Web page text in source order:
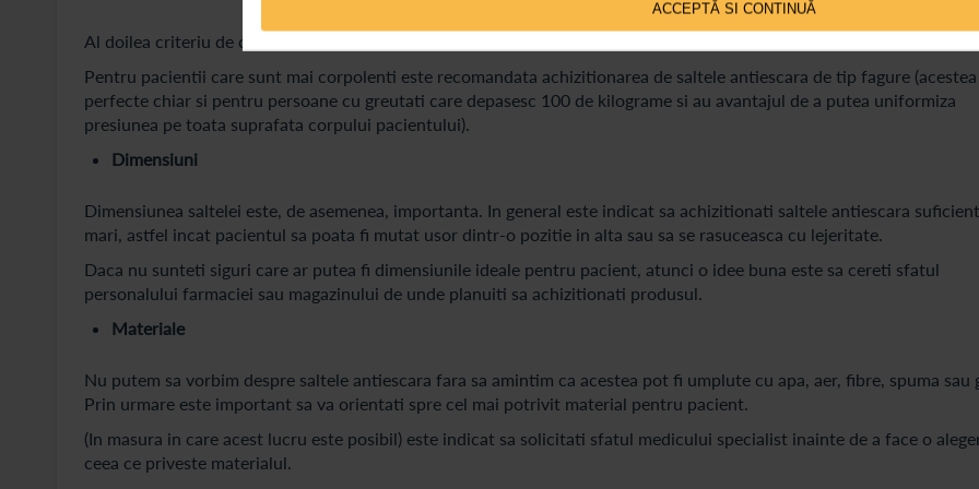
ACCEPTĂ SI CONTINUĂ
Al doilea criteriu de care trebuie sa tineti cont este greutatea pacientului.
Pentru pacientii care sunt mai corpolenti este recomandata achizitionarea de saltele antiescara de tip fagure
perfecte chiar si pentru persoane cu greutati care depasesc 100 de kilograme si au avantajul de a putea uniformiza
presiunea pe toata suprafata corpului pacientului).
Dimensiuni
Dimensiunea saltelei este, de asemenea, importanta. In general este indicat sa achizitionati saltele antiescara
mari, astfel incat pacientul sa poata fi mutat usor dintr-o pozitie in alta sau sa se rasuceasca cu lejeritate.
Daca nu sunteti siguri care ar putea fi dimensiunile ideale pentru pacient, atunci o idee buna este sa cereti sfatul
personalului farmaciei sau magazinului de unde planuiti sa achizitionati produsul.
Materiale
Nu putem sa vorbim despre saltele antiescara fara sa amintim ca acestea pot fi umplute cu apa, aer, fibre, spuma sau
Prin urmare este important sa va orientati spre cel mai potrivit material pentru pacient.
(In masura in care acest lucru este posibil) este indicat sa solicitati sfatul medicului specialist inainte de a face o
ceea ce priveste materialul.